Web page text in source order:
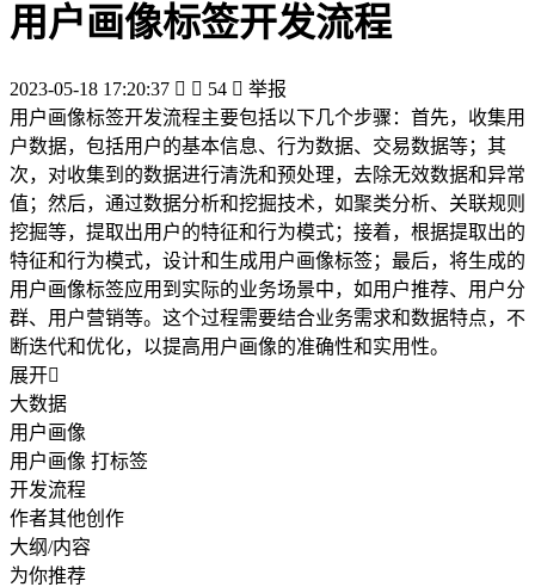
用户画像标签开发流程
2023-05-18 17:20:37   54  举报
用户画像标签开发流程主要包括以下几个步骤：首先，收集用
户数据，包括用户的基本信息、行为数据、交易数据等；其
次，对收集到的数据进行清洗和预处理，去除无效数据和异常
值；然后，通过数据分析和挖掘技术，如聚类分析、关联规则
挖掘等，提取出用户的特征和行为模式；接着，根据提取出的
特征和行为模式，设计和生成用户画像标签；最后，将生成的
用户画像标签应用到实际的业务场景中，如用户推荐、用户分
群、用户营销等。这个过程需要结合业务需求和数据特点，不
断迭代和优化，以提高用户画像的准确性和实用性。
展开
大数据
用户画像
用户画像 打标签
开发流程
作者其他创作
大纲/内容
为你推荐